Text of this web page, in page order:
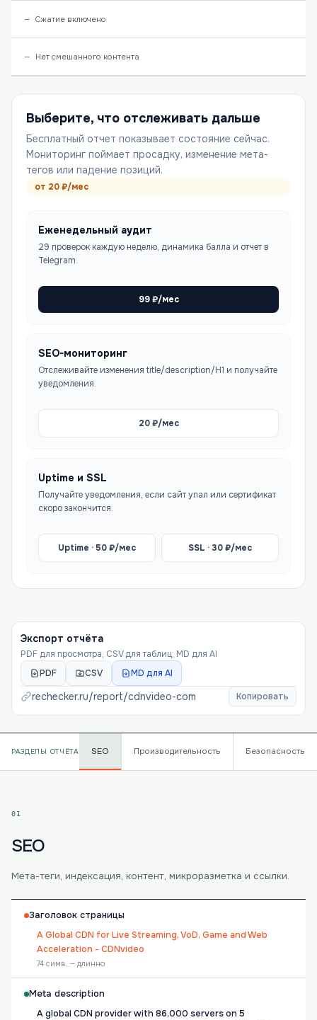
Сжатие включено
Нет смешанного контента
Выберите, что отслеживать дальше
Бесплатный отчет показывает состояние сейчас.
Мониторинг поймает просадку, изменение мета-
тегов или падение позиций.
от 20₽/мес
Еженедельный аудит
29 проверок каждую неделю, динамика балла и отчет в
Telegram.
99₽/мес
SEO-мониторинг
Отслеживайте изменения title/description/H1 и получайте
уведомления.
20₽/мес
Uptime и SSL
Получайте уведомления, если сайт упал или сертификат
скоро закончится.
Uptime ·50₽/мес SSL ·30₽/мес
Экспорт отчёта
PDF для просмотра, CSV для таблиц, MD для AI
PDF
CSV MD для AI
rechecker.ru/report/cdnvideo-com Копировать
РАЗДЕЛЫ ОТЧЁТА SEO Производительность Безопасность
01
SEO
Мета-теги, индексация, контент, микроразметка и ссылки.
Заголовок страницы
A Global CDN for Live Streaming, VoD, Game and Web
Acceleration - CDNvideo
74 симв. — длинно
Meta description
A global CDN provider with 86,000 servers on 5